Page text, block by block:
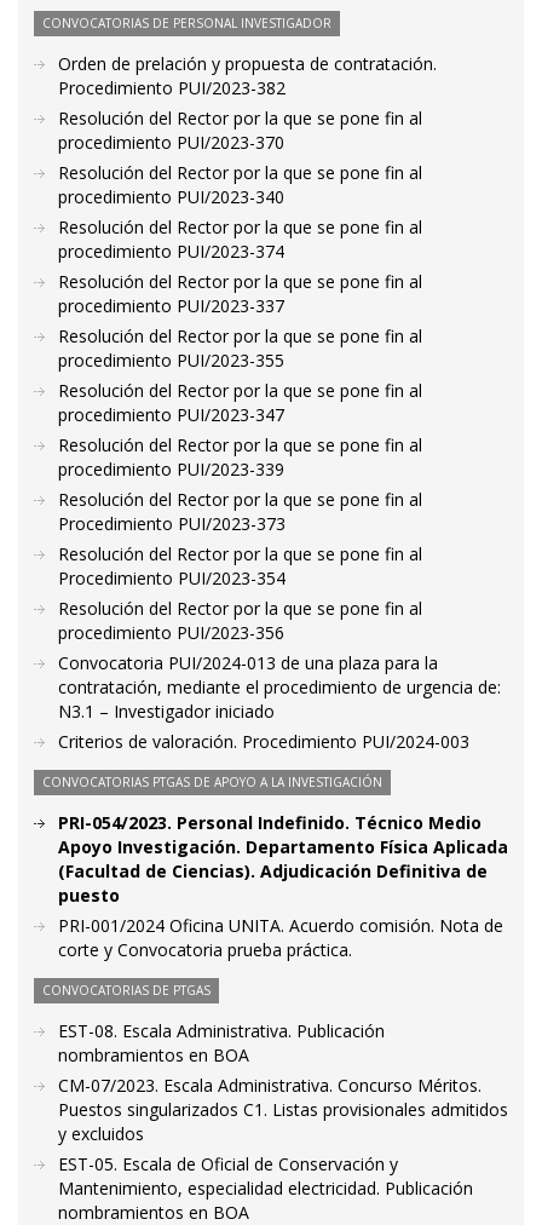
CONVOCATORIAS DE PERSONAL INVESTIGADOR
Orden de prelación y propuesta de contratación.
Procedimiento PUI/2023-382
Resolución del Rector por la que se pone fin al
procedimiento PUI/2023-370
Resolución del Rector por la que se pone fin al
procedimiento PUI/2023-340
Resolución del Rector por la que se pone fin al
procedimiento PUI/2023-374
Resolución del Rector por la que se pone fin al
procedimiento PUI/2023-337
Resolución del Rector por la que se pone fin al
procedimiento PUI/2023-355
Resolución del Rector por la que se pone fin al
procedimiento PUI/2023-347
Resolución del Rector por la que se pone fin al
procedimiento PUI/2023-339
Resolución del Rector por la que se pone fin al
Procedimiento PUI/2023-373
Resolución del Rector por la que se pone fin al
Procedimiento PUI/2023-354
Resolución del Rector por la que se pone fin al
procedimiento PUI/2023-356
Convocatoria PUI/2024-013 de una plaza para la
contratación, mediante el procedimiento de urgencia de:
N3.1 – Investigador iniciado
Criterios de valoración. Procedimiento PUI/2024-003
CONVOCATORIAS PTGAS DE APOYO A LA INVESTIGACIÓN
PRI-054/2023. Personal Indefinido. Técnico Medio
Apoyo Investigación. Departamento Física Aplicada
(Facultad de Ciencias). Adjudicación Definitiva de
puesto
PRI-001/2024 Oficina UNITA. Acuerdo comisión. Nota de
corte y Convocatoria prueba práctica.
CONVOCATORIAS DE PTGAS
EST-08. Escala Administrativa. Publicación
nombramientos en BOA
CM-07/2023. Escala Administrativa. Concurso Méritos.
Puestos singularizados C1. Listas provisionales admitidos
y excluidos
EST-05. Escala de Oficial de Conservación y
Mantenimiento, especialidad electricidad. Publicación
nombramientos en BOA